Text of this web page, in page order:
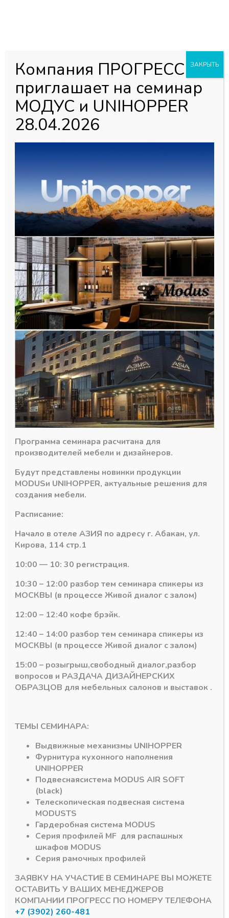
Главная страница Магазин» Алюминий для Шкафов-Купе
Алюминевая система АЛВИД» Окутка Орех АЛВИД
Окутка Орех АЛВИД
Окутка Орех АЛВИД
АЛВИД
Горизонтальный
верхний профиль
ОРЕХ 6м
В наличии
241,99₽
Артикул:
Окутка Орех АЛВИД
АЛВИД
Горизонтальный
нижний профиль
ОРЕХ 6м
В наличии
441,90₽
Артикул:
Окутка Орех АЛВИД
АЛВИД
Направляющая
верхняя ОРЕХ 6м
В наличии
Артикул:
АЛВИД
Направляющая
нижняя ОРЕХ 6м
Артикул:
Окутка Орех АЛВИД
АЛВИД Профиль
разделительный
ОРЕХ 6м
В наличии
1431,00₽
АЛВИД Ручка
профиль ОРЕХ 5,4м
В наличии лишь 1
Компания ПРОГРЕСС
приглашает на семинар
МОДУС и UNIHOPPER
28.04.2026
Программа семинара расчитана для
производителей мебели и дизайнеров.
Будут представлены новинки продукции
MODUSи UNIHOPPER, актуальные решения для
создания мебели.
Расписание:
Начало в отеле АЗИЯ по адресу г. Абакан, ул.
Кирова, 114 стр.1
10:00 — 10: 30 регистрация.
10:30 – 12:00 разбор тем семинара спикеры из
МОСКВЫ (в процессе Живой диалог с залом)
12:00 – 12:40 кофе брэйк.
12:40 – 14:00 разбор тем семинара спикеры из
МОСКВЫ (в процессе Живой диалог с залом)
15:00 – розыгрыш,свободный диалог,разбор
вопросов и РАЗДАЧА ДИЗАЙНЕРСКИХ
ОБРАЗЦОВ для мебельных салонов и выставок .
ТЕМЫ СЕМИНАРА:
Выдвижные механизмы UNIHOPPER
Фурнитура кухонного наполнения
UNIHOPPER
Подвеснаясистема MODUS AIR SOFT
(black)
Телескопическая подвесная система
MODUSTS
Гардеробная система MODUS
Серия профилей MF для распашных
шкафов MODUS
Серия рамочных профилей
ЗАЯВКУ НА УЧАСТИЕ В СЕМИНАРЕ ВЫ МОЖЕТЕ
ОСТАВИТЬ У ВАШИХ МЕНЕДЖЕРОВ
КОМПАНИИ ПРОГРЕСС ПО НОМЕРУ ТЕЛЕФОНА
+7 (3902) 260-481
ЗАКРЫТЬ